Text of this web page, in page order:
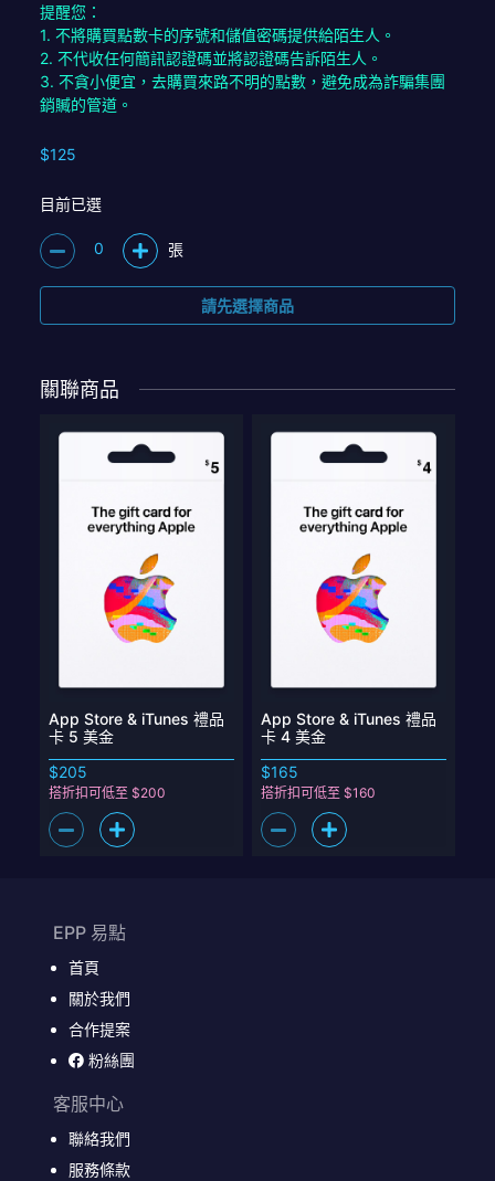
提醒您：
1. 不將購買點數卡的序號和儲值密碼提供給陌生人。
2. 不代收任何簡訊認證碼並將認證碼告訴陌生人。
3. 不貪小便宜，去購買來路不明的點數，避免成為詐騙集團
銷贓的管道。
$125
目前已選
0 張
請先選擇商品
關聯商品
App Store & iTunes 禮品
卡 5 美金
$205
搭折扣可低至 $200
App Store & iTunes 禮品
卡 4 美金
$165
搭折扣可低至 $160
EPP 易點
首頁
關於我們
合作提案
粉絲團
客服中心
聯絡我們
服務條款